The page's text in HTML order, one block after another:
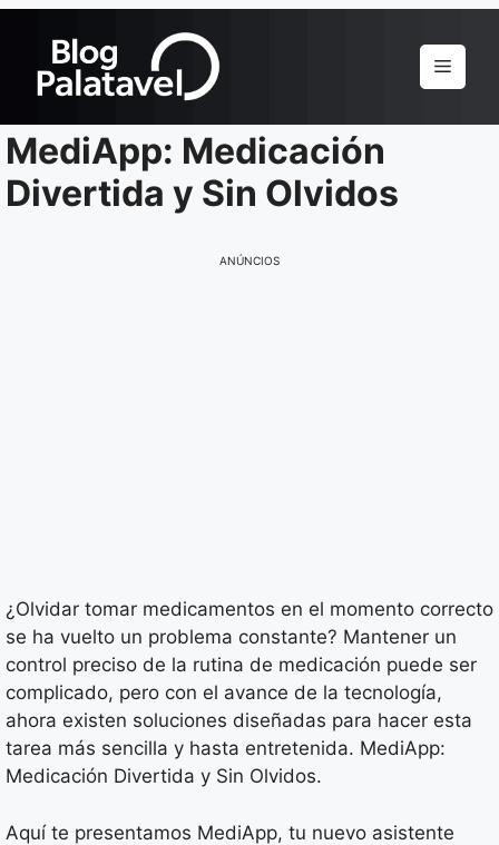
Menu
MediApp: Medicación
Divertida y Sin Olvidos
ANÚNCIOS
¿Olvidar tomar medicamentos en el momento correcto
se ha vuelto un problema constante? Mantener un
control preciso de la rutina de medicación puede ser
complicado, pero con el avance de la tecnología,
ahora existen soluciones diseñadas para hacer esta
tarea más sencilla y hasta entretenida. MediApp:
Medicación Divertida y Sin Olvidos.
Aquí te presentamos MediApp, tu nuevo asistente